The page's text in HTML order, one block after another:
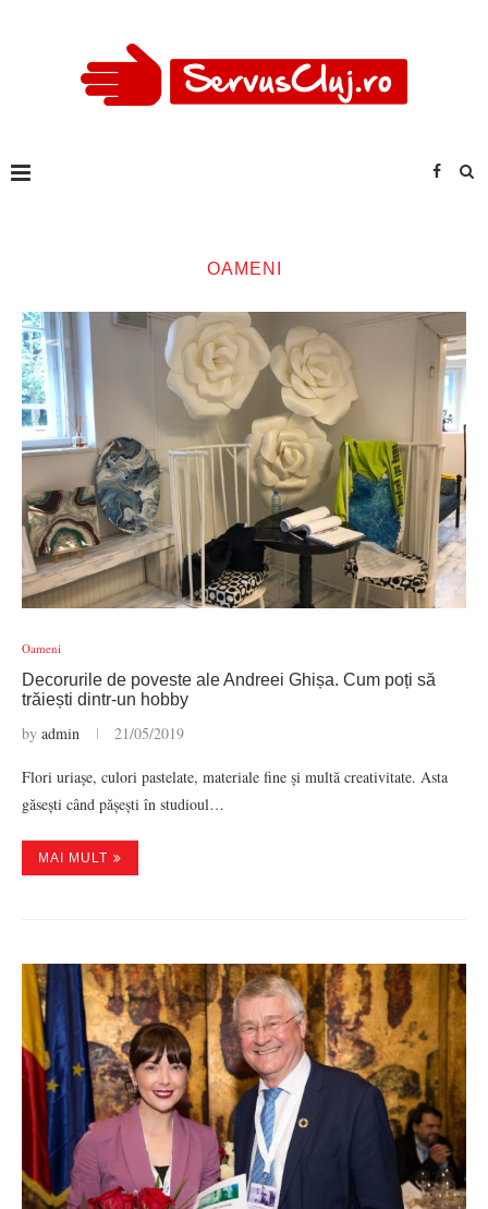
OAMENI
Oameni
Decorurile de poveste ale Andreei Ghișa. Cum poți să
trăiești dintr-un hobby
by admin 21/05/2019
Flori uriașe, culori pastelate, materiale fine și multă creativitate. Asta
găsești când pășești în studioul…
MAI MULT